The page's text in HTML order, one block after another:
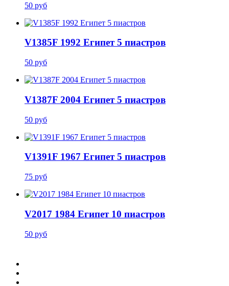
50 руб
V1385F 1992 Египет 5 пиастров
50 руб
V1387F 2004 Египет 5 пиастров
50 руб
V1391F 1967 Египет 5 пиастров
75 руб
V2017 1984 Египет 10 пиастров
50 руб